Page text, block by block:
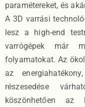
paramétereket, és
A 3D varrási
lesz a high-end
varrógépek már
folyamatokat. Az
az
részesedése
köszönhetően az